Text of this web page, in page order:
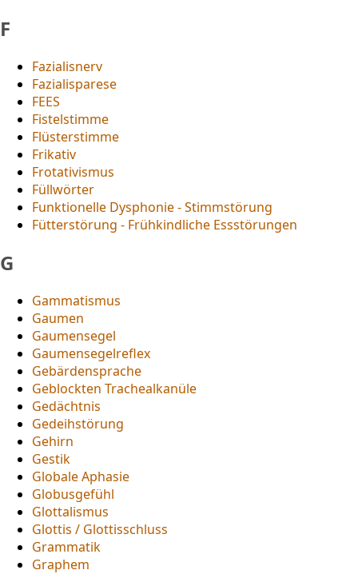
F
Fazialisnerv
Fazialisparese
FEES
Fistelstimme
Flüsterstimme
Frikativ
Frotativismus
Füllwörter
Funktionelle Dysphonie - Stimmstörung
Fütterstörung - Frühkindliche Essstörungen
G
Gammatismus
Gaumen
Gaumensegel
Gaumensegelreflex
Gebärdensprache
Geblockten Trachealkanüle
Gedächtnis
Gedeihstörung
Gehirn
Gestik
Globale Aphasie
Globusgefühl
Glottalismus
Glottis / Glottisschluss
Grammatik
Graphem